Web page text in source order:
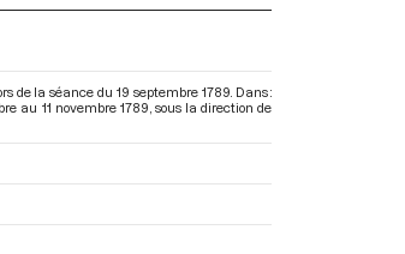
de la séance du 19 septembre 1789. Dans :
au 11 novembre 1789 , sous la direction de